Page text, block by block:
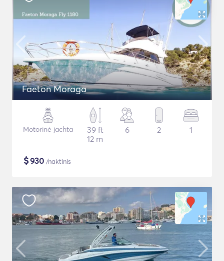
Faeton Moraga
Motorinė jachta
39 ft
12 m
6 2 1
$930 /naktinis